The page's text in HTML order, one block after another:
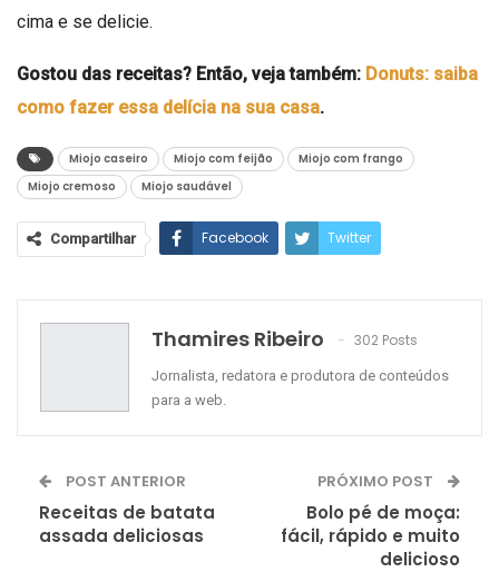
cima e se delicie.
Gostou das receitas? Então, veja também: Donuts: saiba
como fazer essa delícia na sua casa.
Miojo caseiro Miojo com feijão
Miojo com frango
Miojo cremoso
Miojo saudável
Compartilhar Facebook Twitter
WhatsApp
Thamires Ribeiro 302 Posts
Jornalista, redatora e produtora de conteúdos
para a web.
POST ANTERIOR
Receitas de batata
assada deliciosas
PRÓXIMO POST
Bolo pé de moça:
fácil, rápido e muito
delicioso